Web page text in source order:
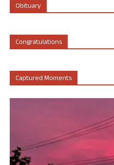
Obituary
Congratulations
Captured Moments